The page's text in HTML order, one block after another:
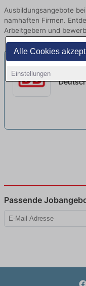
Alle Cookies
Einstellungen
Ausbildungsangebote
namhaften Firmen.
Arbeitgebern und
Passende